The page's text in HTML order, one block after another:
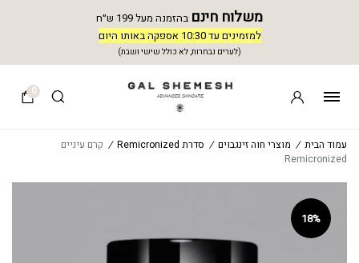
משלוח חינם בהזמנה מעל 199 ש״ח
למזמינים עד 10:30 אספקה באותו היום
(לערים נבחרות, לא כולל שישי ושבת)
0
עמוד הבית / מוצרי חוה זינגבוים / סדרת Remicronized / קרם עיניים
Remicronized
18%